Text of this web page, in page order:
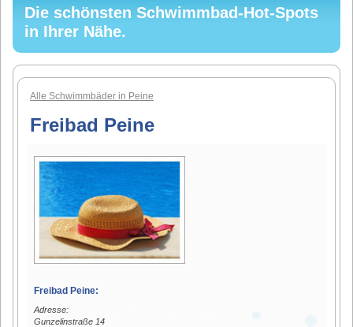
Die schönsten Schwimmbad-Hot-Spots
in Ihrer Nähe.
Alle Schwimmbäder in Peine
Freibad Peine
Freibad Peine:
Adresse:
Gunzelinstraße 14